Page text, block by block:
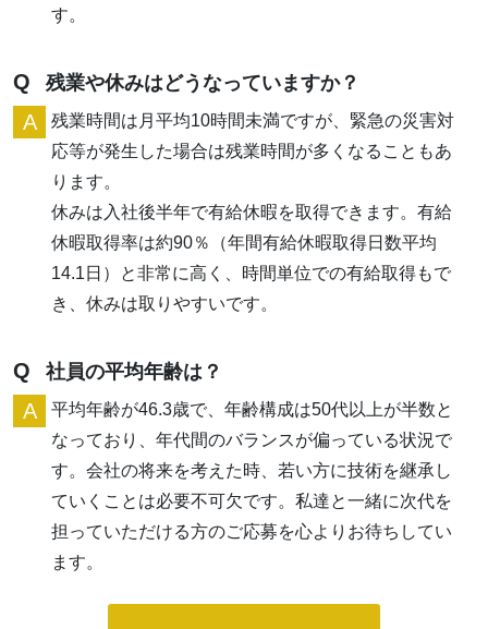
す。
Q 残業や休みはどうなっていますか？
A
残業時間は月平均10時間未満ですが、緊急の災害対
応等が発生した場合は残業時間が多くなることもあ
ります。
休みは入社後半年で有給休暇を取得できます。有給
休暇取得率は約90％（年間有給休暇取得日数平均
14.1日）と非常に高く、時間単位での有給取得もで
き、休みは取りやすいです。
Q 社員の平均年齢は？
A
平均年齢が46.3歳で、年齢構成は50代以上が半数と
なっており、年代間のバランスが偏っている状況で
す。会社の将来を考えた時、若い方に技術を継承し
ていくことは必要不可欠です。私達と一緒に次代を
担っていただける方のご応募を心よりお待ちしてい
ます。